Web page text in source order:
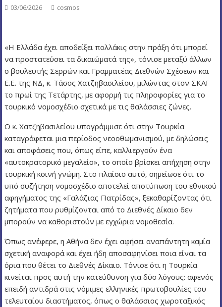
03/06/2026 cosmos
«Η Ελλάδα έχει αποδείξει πολλάκις στην πράξη ότι μπορεί
να προστατεύσει τα δικαιώματά της», τόνισε μεταξύ άλλων
ο βουλευτής Σερρών και Γραμματέας Διεθνών Σχέσεων και
Ε.Ε. της ΝΔ, κ. Τάσος Χατζηβασιλείου, μιλώντας στον ΣΚΑΪ
το πρωί της Τετάρτης, με αφορμή τις πληροφορίες για το
τουρκικό νομοσχέδιο σχετικά με τις θαλάσσιες ζώνες.
Ο κ. Χατζηβασιλείου υπογράμμισε ότι στην Τουρκία
καταγράφεται μια περίοδος νεοοθωμανισμού, με δηλώσεις
και αποφάσεις που, όπως είπε, καλλιεργούν ένα
«αυτοκρατορικό μεγαλείο», το οποίο βρίσκει απήχηση στην
τουρκική κοινή γνώμη. Στο πλαίσιο αυτό, σημείωσε ότι το
υπό συζήτηση νομοσχέδιο αποτελεί αποτύπωση του εθνικού
αφηγήματος της «Γαλάζιας Πατρίδας», ξεκαθαρίζοντας ότι
ζητήματα που ρυθμίζονται από το Διεθνές Δίκαιο δεν
μπορούν να καθοριστούν με εγχώρια νομοθεσία.
Όπως ανέφερε, η Αθήνα δεν έχει αφήσει αναπάντητη καμία
σχετική αναφορά και έχει ήδη αποσαφηνίσει ποια είναι τα
όρια που θέτει το Διεθνές Δίκαιο. Τόνισε ότι η Τουρκία
κινείται προς αυτή την κατεύθυνση για δύο λόγους: αφενός
επειδή αντιδρά στις νόμιμες ελληνικές πρωτοβουλίες του
τελευταίου διαστήματος, όπως ο θαλάσσιος χωροταξικός